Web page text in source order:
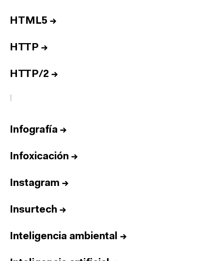
HTML5 →
HTTP →
HTTP/2 →
I
Infografía →
Infoxicación →
Instagram →
Insurtech →
Inteligencia ambiental →